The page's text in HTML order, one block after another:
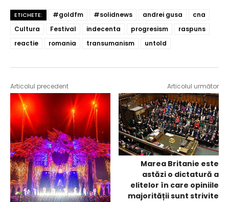
ETICHETE: #goldfm #solidnews andrei gusa
cna
Cultura
Festival indecenta progresism
raspuns
reactie
romania transumanism untold
Articolul precedent Articolul următor
Marea Britanie este
astăzi o dictatură a
elitelor în care opiniile
majorității sunt strivite